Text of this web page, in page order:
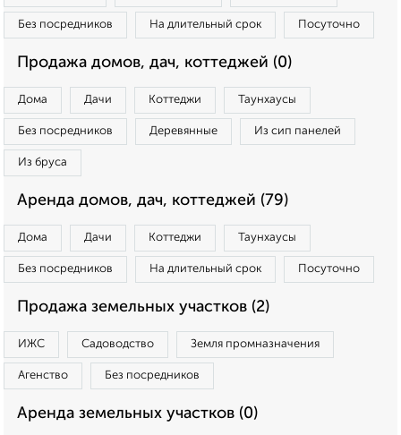
Без посредников На длительный срок Посуточно
Продажа домов, дач, коттеджей (0)
Дома Дачи Коттеджи Таунхаусы
Без посредников Деревянные Из сип панелей
Из бруса
Аренда домов, дач, коттеджей (79)
Дома Дачи Коттеджи Таунхаусы
Без посредников На длительный срок Посуточно
Продажа земельных участков (2)
ИЖС Садоводство Земля промназначения
Агенство Без посредников
Аренда земельных участков (0)